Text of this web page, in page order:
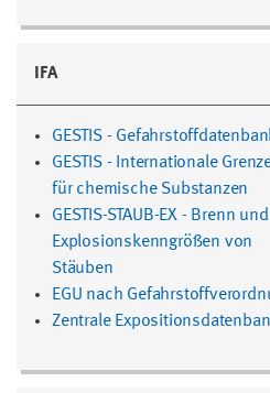
IFA
GESTIS -
GESTIS - Internationale
für chemische Substanzen
GESTIS-STAUB-EX - Brenn und
Explosionskenngrößen von
Stäuben
EGU nach
Zentrale